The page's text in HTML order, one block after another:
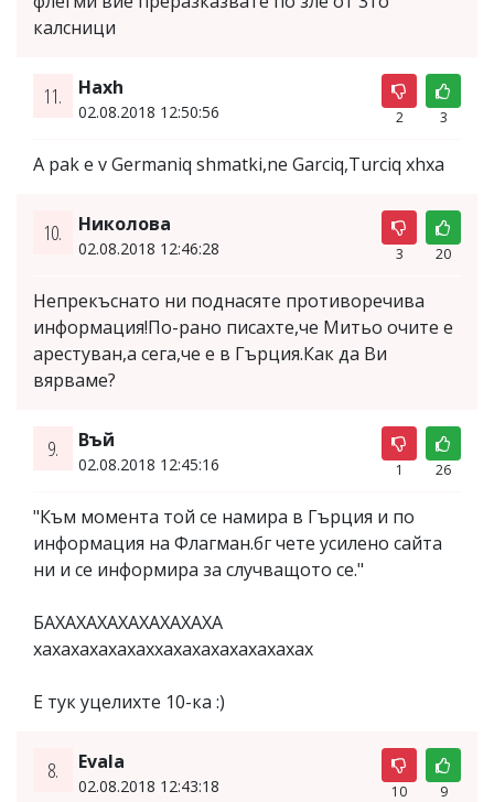
калсници
11. Haxh
02.08.2018 12:50:56 2 3
A pak e v Germaniq shmatki,ne Garciq,Turciq xhxa
10. Николова
02.08.2018 12:46:28 3 20
Непрекъснато ни поднасяте противоречива
информация!По-рано писахте,че Митьо очите е
арестуван,а сега,че е в Гърция.Как да Ви
вярваме?
9. Въй
02.08.2018 12:45:16 1 26
"Към момента той се намира в Гърция и по
информация на Флагман.бг чете усилено сайта
ни и се информира за случващото се."
БАХАХАХАХАХАХАХАХА
хахахахахахаххахахахахахахахах
Е тук уцелихте 10-ка :)
8. Evala
02.08.2018 12:43:18 10 9